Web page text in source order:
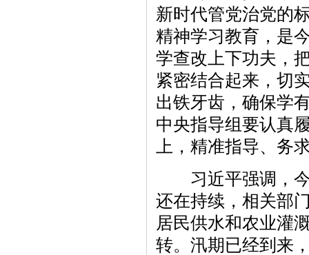
新时代管党治党的
精神学习教育，是
学查改上下功夫，
紧密结合起来，切
出铁牙齿，确保学
中央指导组要认真
上，精准指导、务
习近平强调，今
还在持续，相关部
居民供水和农业灌
转。汛期已经到来